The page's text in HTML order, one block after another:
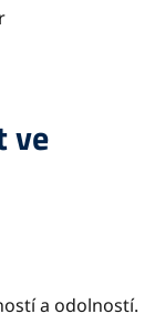
ve
a odolností.